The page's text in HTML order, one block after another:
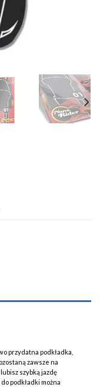
przydatna podkładka,
zawsze na
szybką jazdę
podkładki można